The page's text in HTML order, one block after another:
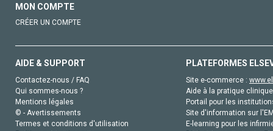
MON COMPTE
CRÉER UN COMPTE
AIDE & SUPPORT
Contactez-nous / FAQ
Qui sommes-nous ?
Mentions légales
© - Avertissements
Termes et conditions d'utilisation
PLATEFORMES
Site e-commerce :
Aide à la pratique
Portail pour les
Site d'information sur
E-learning pour les